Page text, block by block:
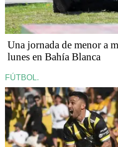
Una jornada de menor a
lunes en Bahía Blanca
FÚTBOL.